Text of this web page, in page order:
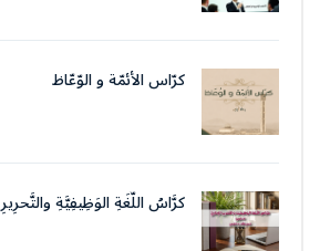
كرّاس الأئمّة و الوّعّاظ
كرَّاسُ اللُّغَةِ الوَظِيفِيَّةِ